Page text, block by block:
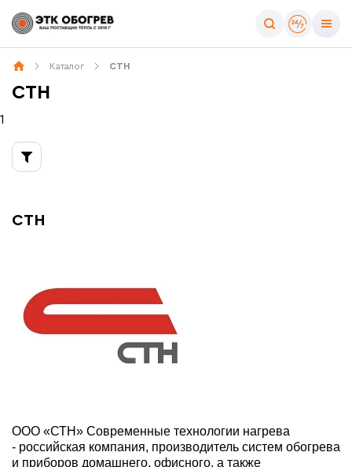
Каталог СТН
СТН
1
Тип товара
Все товары бренда
Греющий кабель
СТН
ООО «СТН» Современные технологии нагрева
- российская компания, производитель систем обогрева
и приборов домашнего, офисного, а также